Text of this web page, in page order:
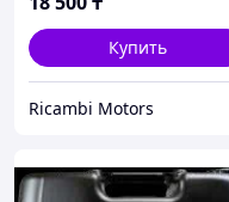
Купить
Ricambi Motors